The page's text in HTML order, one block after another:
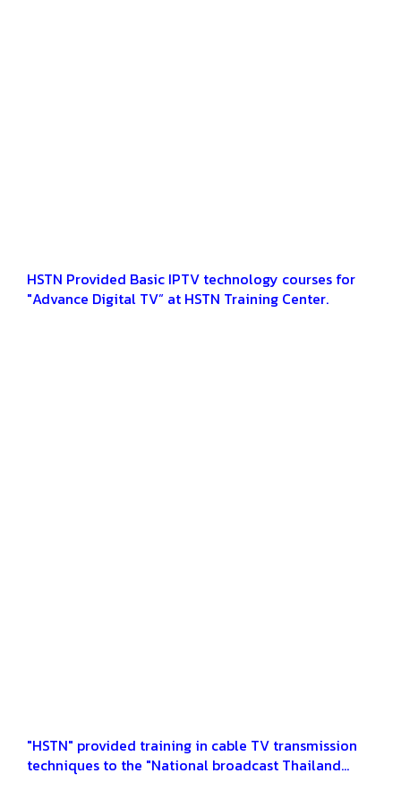
HSTN Provided Basic IPTV technology courses for
"Advance Digital TV” at HSTN Training Center.
"HSTN" provided training in cable TV transmission
techniques to the "National broadcast Thailand